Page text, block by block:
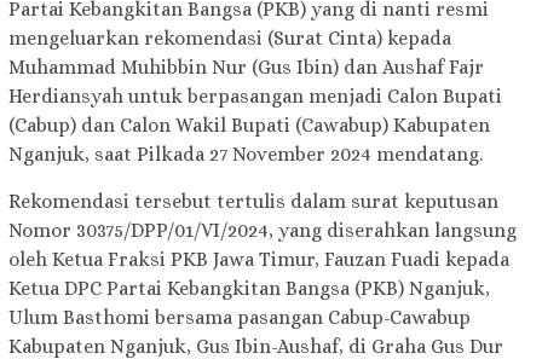
Partai Kebangkitan Bangsa (PKB) yang di nanti resmi
mengeluarkan rekomendasi (Surat Cinta) kepada
Muhammad Muhibbin Nur (Gus Ibin) dan Aushaf Fajr
Herdiansyah untuk berpasangan menjadi Calon Bupati
(Cabup) dan Calon Wakil Bupati (Cawabup) Kabupaten
Nganjuk, saat Pilkada 27 November 2024 mendatang.
Rekomendasi tersebut tertulis dalam surat keputusan
Nomor 30375/DPP/01/VI/2024, yang diserahkan langsung
oleh Ketua Fraksi PKB Jawa Timur, Fauzan Fuadi kepada
Ketua DPC Partai Kebangkitan Bangsa (PKB) Nganjuk,
Ulum Basthomi bersama pasangan Cabup-Cawabup
Kabupaten Nganjuk, Gus Ibin-Aushaf, di Graha Gus Dur